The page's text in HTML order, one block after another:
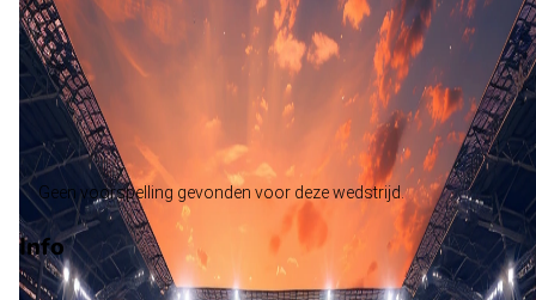
Le Puy
Alle wedstrijden
Sochaux - Le Puy
Opstellingen
Voorspelling
Voorbeschouwing
Geen voorspelling gevonden voor deze wedstrijd.
Info
Op 15 mei 2026 gaat Sochaux de strijd aan met Le Puy. De